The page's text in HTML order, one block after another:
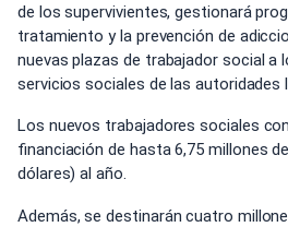
de los supervivientes, gestionará
tratamiento y la prevención de
nuevas plazas de trabajador social a
servicios sociales de las autoridades
Los nuevos trabajadores sociales
financiación de hasta 6,75 millones
dólares) al año.
Además, se destinarán cuatro